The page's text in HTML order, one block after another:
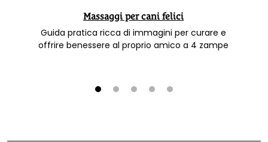
Massaggi per cani felici
Guida pratica ricca di immagini per curare e
offrire benessere al proprio amico a 4 zampe